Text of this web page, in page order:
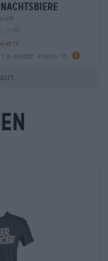
(0)
€ 45,10
1 St. PAKET - € 29,90 / St. info